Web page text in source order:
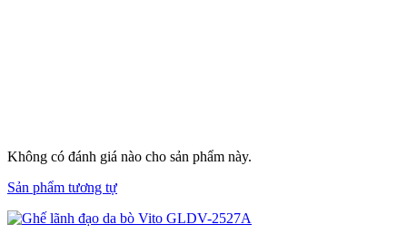
Không có đánh giá nào cho sản phẩm này.
Sản phẩm tương tự